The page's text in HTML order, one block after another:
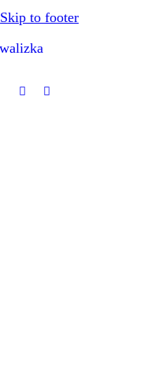
Skip to footer